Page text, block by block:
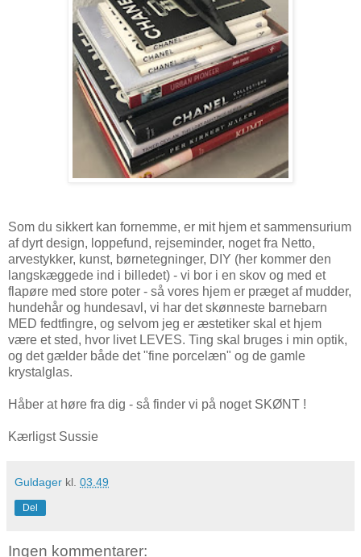
Som du sikkert kan fornemme, er mit hjem et sammensurium
af dyrt design, loppefund, rejseminder, noget fra Netto,
arvestykker, kunst, børnetegninger, DIY (her kommer den
langskæggede ind i billedet) - vi bor i en skov og med et
flapøre med store poter - så vores hjem er præget af mudder,
hundehår og hundesavl, vi har det skønneste barnebarn
MED fedtfingre, og selvom jeg er æstetiker skal et hjem
være et sted, hvor livet LEVES. Ting skal bruges i min optik,
og det gælder både det "fine porcelæn" og de gamle
krystalglas.
Håber at høre fra dig - så finder vi på noget SKØNT !
Kærligst Sussie
Guldager kl. 03.49
Del
Ingen kommentarer: